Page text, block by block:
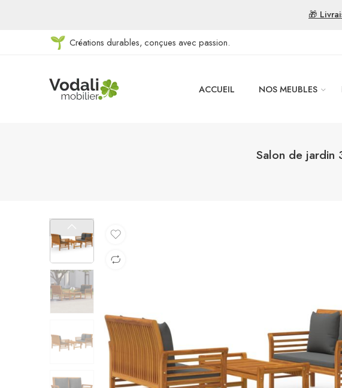
🎁
Créations durables, conçues avec passion.
ACCUEIL NOS MEUBLES
Salon de jardin